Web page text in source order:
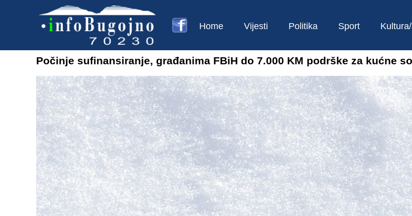
Home Vijesti Politika Sport
Počinje sufinansiranje, građanima FBiH do 7.000 KM podrške za kućne